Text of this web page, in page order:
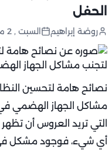
الحفل
روضة إبراهيم السبت , 2 مايو 2026 ,12:25 م
نصائح هامة لتحسين
مشاكل الجهاز الهضمي
التي تريد العروس أن
أي شيء، فوجود مشكل في